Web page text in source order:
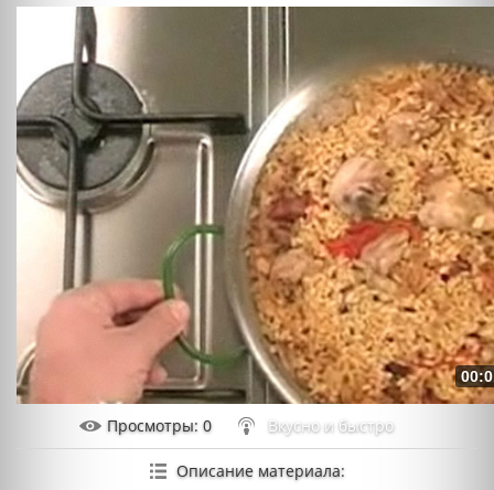
Просмотры: 0 Вкусно и быстро
Описание материала: